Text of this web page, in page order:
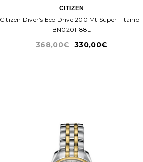
CITIZEN
Citizen Diver’s Eco Drive 200 Mt Super Titanio -
BN0201-88L
368,00€ 330,00€